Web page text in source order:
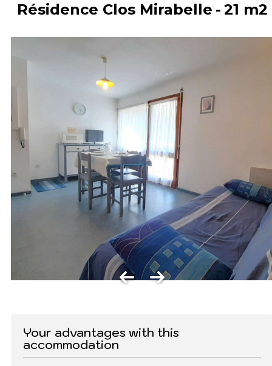
Résidence Clos Mirabelle 21 m2
Your advantages with this
accommodation